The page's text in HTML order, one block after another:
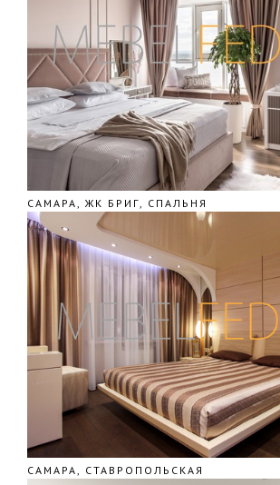
САМАРА, ЖК БРИГ, СПАЛЬНЯ
САМАРА, СТАВРОПОЛЬСКАЯ